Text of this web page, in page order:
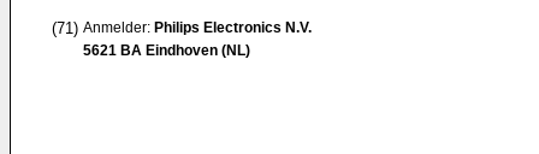
(71) Anmelder: Philips Electronics N.V.
5621 BA Eindhoven (NL)